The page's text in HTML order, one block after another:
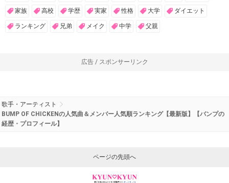
家族 高校 学歴 実家 性格 大学 ダイエット
ランキング 兄弟 メイク 中学 父親
広告 / スポンサーリンク
歌手・アーティスト
BUMP OF CHICKENの人気曲＆メンバー人気順ランキング【最新版】【バンプの
経歴・プロフィール】
ページの先頭へ